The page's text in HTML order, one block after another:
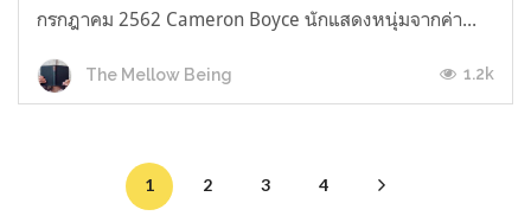
กรกฎาคม 2562 Cameron Boyce นักแสดงหนุ่มจากค่า...
The Mellow Being 1.2k
1 2 3 4